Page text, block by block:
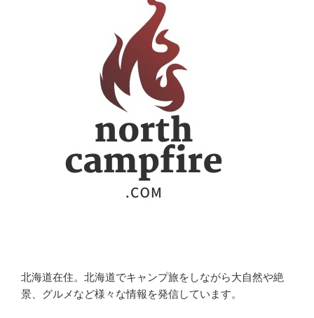
北海道在住。北海道でキャンプ旅をしながら大自然や絶
景、グルメなど様々な情報を発信しています。